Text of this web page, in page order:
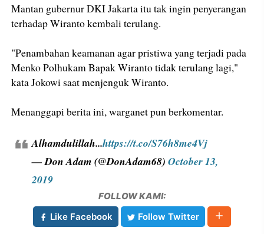
Mantan gubernur DKI Jakarta itu tak ingin penyerangan
terhadap Wiranto kembali terulang.
"Penambahan keamanan agar pristiwa yang terjadi pada
Menko Polhukam Bapak Wiranto tidak terulang lagi,"
kata Jokowi saat menjenguk Wiranto.
Menanggapi berita ini, warganet pun berkomentar.
Alhamdulillah...https://t.co/S76h8me4Vj
— Don Adam (@DonAdam68)October 13,
2019
FOLLOW KAMI:
Like Facebook
Follow Twitter